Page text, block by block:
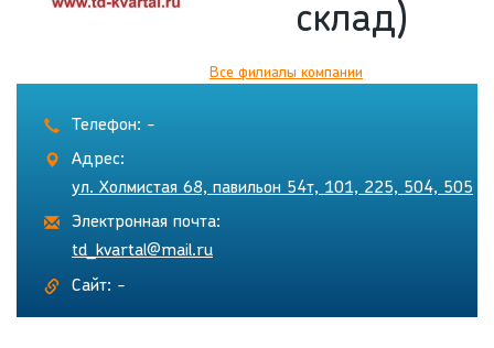
склад)
Все филиалы компании
Телефон: -
Адрес:
ул. Холмистая 68, павильон 54т, 101, 225, 504, 505
Электронная почта:
td_kvartal@mail.ru
Сайт: -